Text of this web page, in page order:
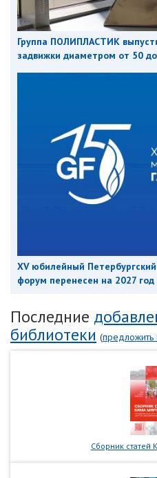
Группа ПОЛИПЛАСТИК
задвижки диаметром от 50
XV юбилейный
форум перенесен на 2027 год
Последние
библиотеки (предложить
Сборник статей